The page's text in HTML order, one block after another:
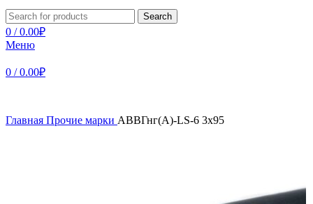
Search
0 / 0.00₽
Меню
0 / 0.00₽
Главная Прочие марки АВВГнг(А)-LS-6 3х95